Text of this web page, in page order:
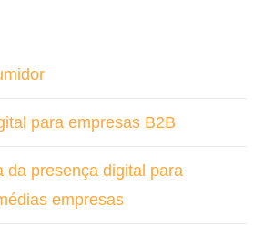
para empresas B2B
da presença digital para
empresas